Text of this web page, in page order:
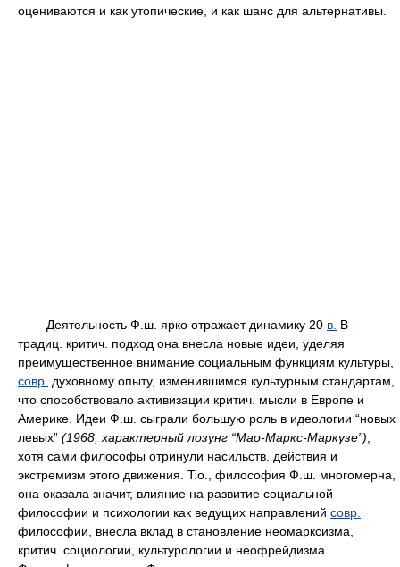
оцениваются и как утопические, и как шанс для альтернативы.
Деятельность Ф.ш. ярко отражает динамику 20 в. В
традиц. критич. подход она внесла новые идеи, уделяя
преимущественное внимание социальным функциям культуры,
совр. духовному опыту, изменившимся культурным стандартам,
что способствовало активизации критич. мысли в Европе и
Америке. Идеи Ф.ш. сыграли большую роль в идеологии “новых
левых” (1968, характерный лозунг “Мао-Маркс-Маркузе”)
хотя сами философы отринули насильств. действия и
экстремизм этого движения. Т.о., философия Ф.ш. многомерна,
она оказала значит, влияние на развитие социальной
философии и психологии как ведущих направлений совр.
философии, внесла вклад в становление неомарксизма,
критич. социологии, культурологии и неофрейдизма.